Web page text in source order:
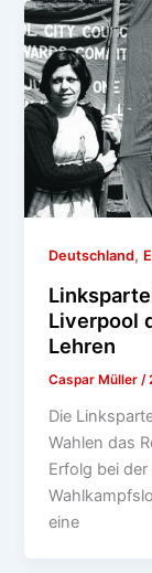
Deutschland,
Liverpool
Lehren
Caspar Müller /
Die
Wahlen das
Erfolg bei
eine